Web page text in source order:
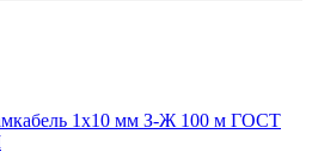
1x10 мм З-Ж 100 м ГОСТ